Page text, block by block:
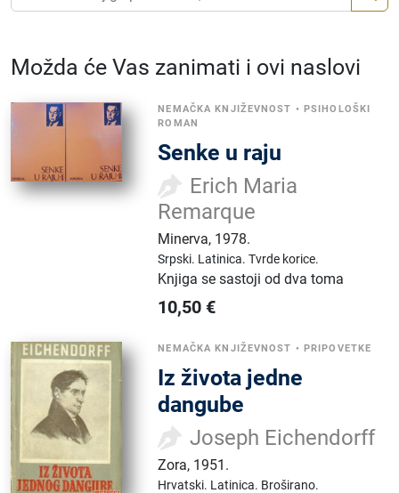
Možda će Vas zanimati i ovi naslovi
NEMAČKA KNJIŽEVNOST • PSIHOLOŠKI
ROMAN
Senke u raju
Erich Maria
Remarque
Minerva, 1978.
Srpski. Latinica.Tvrde korice.
Knjiga se sastoji od dva toma
10,50 €
NEMAČKA KNJIŽEVNOST • PRIPOVETKE
Iz života jedne
dangube
Joseph Eichendorff
Zora, 1951.
Hrvatski. Latinica. Broširano.